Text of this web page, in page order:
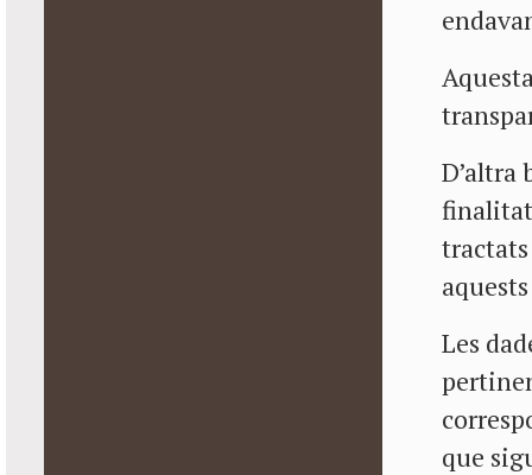
D’altra
Les
que